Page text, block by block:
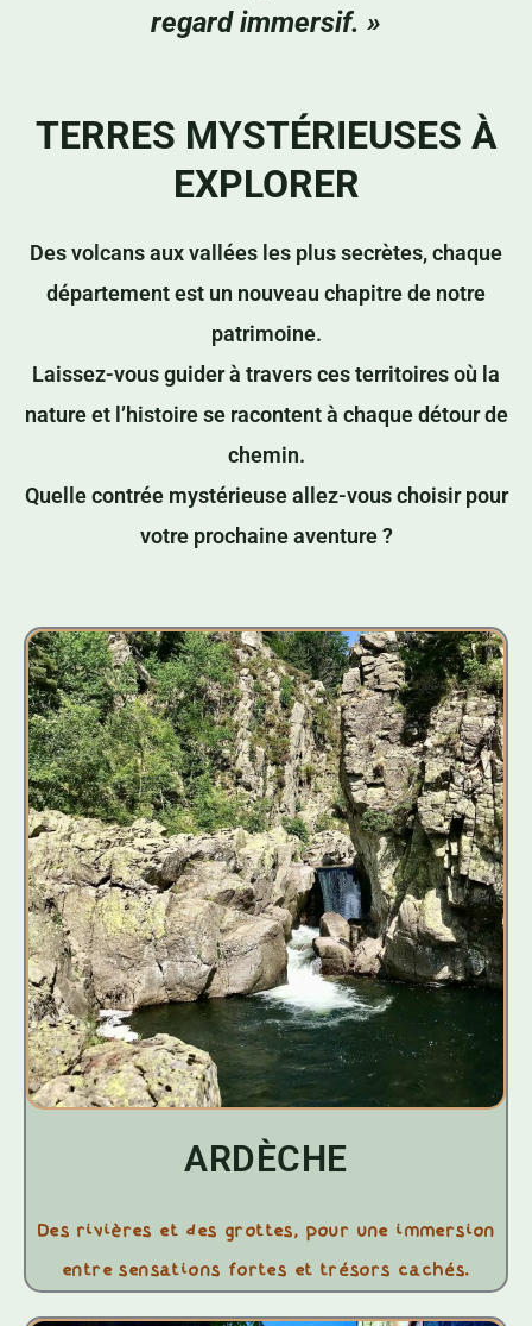
regard immersif. »
TERRES MYSTÉRIEUSES À
EXPLORER
Des volcans aux vallées les plus secrètes, chaque
département est un nouveau chapitre de notre
patrimoine.
Laissez-vous guider à travers ces territoires où la
nature et l’histoire se racontent à chaque détour de
chemin.
Quelle contrée mystérieuse allez-vous choisir pour
votre prochaine aventure ?
ARDÈCHE
Des rivières et des grottes, pour une immersion
entre sensations fortes et trésors cachés.